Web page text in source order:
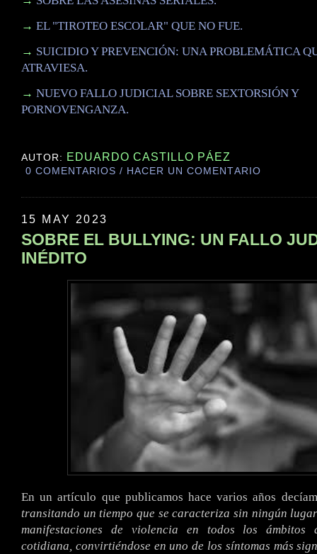
→ EL "TIROTEO ESCOLAR" QUE NO FUE.
→ SUICIDIO Y PREVENCIÓN: UNA PROBLEMÁTICA
ATRAVIESA.
→ NUEVO FALLO JUDICIAL SOBRE SEXTORSIÓN Y
PORNOVENGANZA.
AUTOR: EDUARDO CASTILLO PÁEZ
0 COMENTARIOS / HACER UN COMENTARIO
15 MAY 2023
SOBRE EL BULLYING: UN FALLO
INÉDITO
En un artículo que publicamos hace varios años
transitando un tiempo que se caracteriza sin ningún
manifestaciones de violencia en todos los ámbitos
cotidiana, convirtiéndose en uno de los síntomas más